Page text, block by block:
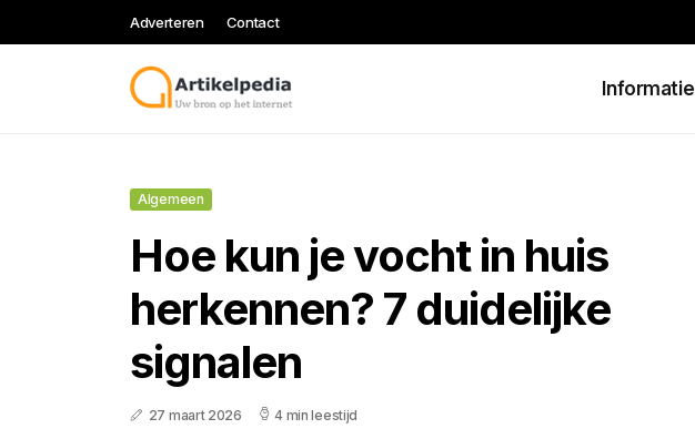
Adverteren Contact
Informatie
Algemeen
Hoe kun je vocht in huis
herkennen? 7 duidelijke
signalen
27 maart 2026 4 min leestijd